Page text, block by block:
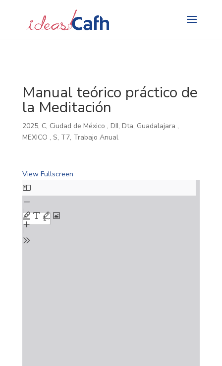
Manual teórico práctico de
la Meditación
2025, C, Ciudad de México , DII, Dta, Guadalajara ,
MEXICO , S, T7, Trabajo Anual
View Fullscreen
Skip
to
PDF
content